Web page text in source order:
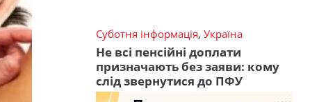
Суботня інформація, Україна
Не всі пенсійні доплати
призначають без заяви: кому
слід звернутися до ПФУ